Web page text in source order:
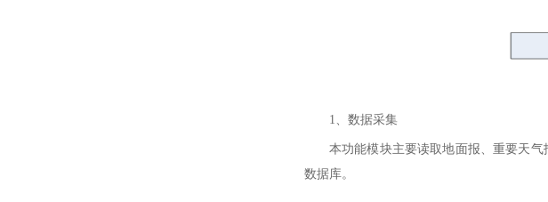
1、数据采集
本功能模块主要读取地面报、重要天
数据库。